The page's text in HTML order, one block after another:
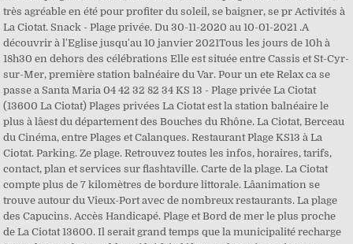
très agréable en été pour profiter du soleil, se baigner, se pr Activités à
La Ciotat. Snack - Plage privée. Du 30-11-2020 au 10-01-2021 .A
découvrir à l'Eglise jusqu'au 10 janvier 2021Tous les jours de 10h à
18h30 en dehors des célébrations Elle est située entre Cassis et St-Cyr-
sur-Mer, première station balnéaire du Var. Pour un ete Relax ca se
passe a Santa Maria 04 42 32 82 34 KS 13 - Plage privée La Ciotat
(13600 La Ciotat) Plages privées La Ciotat est la station balnéaire le
plus à lâest du département des Bouches du Rhône. La Ciotat, Berceau
du Cinéma, entre Plages et Calanques. Restaurant Plage KS13 à La
Ciotat. Parking. Ze plage. Retrouvez toutes les infos, horaires, tarifs,
contact, plan et services sur flashtaville. Carte de la plage. La Ciotat
compte plus de 7 kilomètres de bordure littorale. Lâanimation se
trouve autour du Vieux-Port avec de nombreux restaurants. La plage
des Capucins. Accès Handicapé. Plage et Bord de mer le plus proche
de La Ciotat 13600. Il serait grand temps que la municipalité recharge